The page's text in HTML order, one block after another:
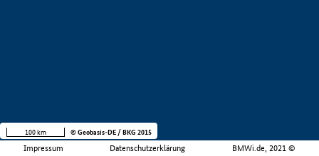
Impressum Datenschutzerklärung BMWi.de, 2021 ©
100 km © Geobasis-DE / BKG 2015